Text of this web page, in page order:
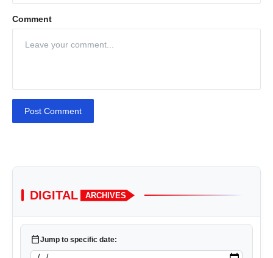
Comment
Post Comment
DIGITAL ARCHIVES
calendar_todayJump to specific date: